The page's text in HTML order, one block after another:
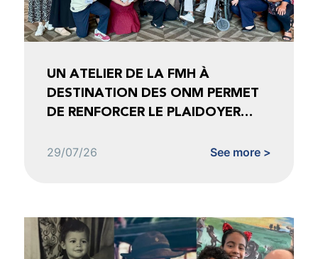
UN ATELIER DE LA FMH À
DESTINATION DES ONM PERMET
DE RENFORCER LE PLAIDOYER
29/07/26 See more >